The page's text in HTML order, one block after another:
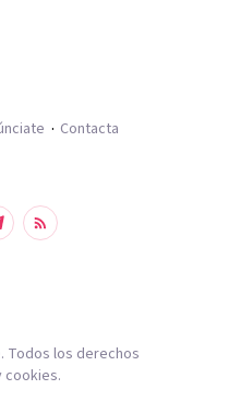
Contacta
Todos los derechos
cookies.